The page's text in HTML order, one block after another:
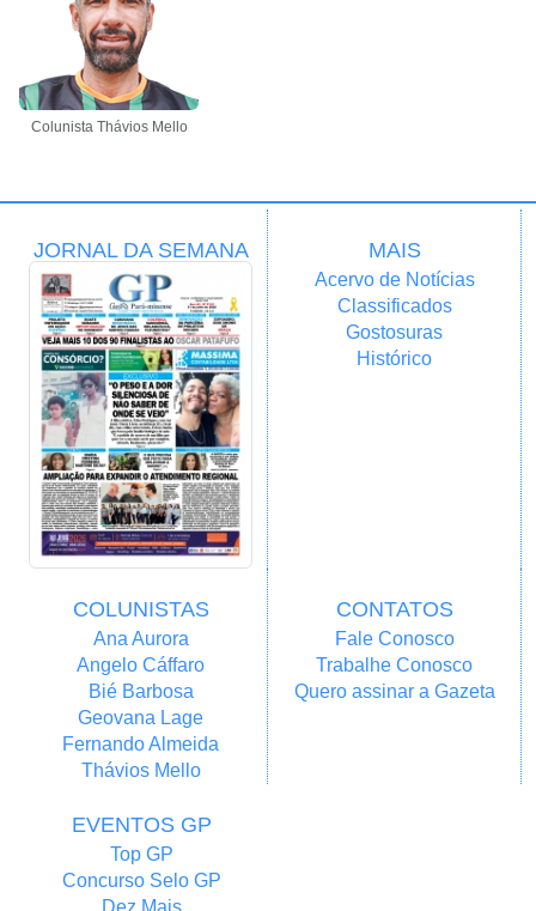
Colunista Thávios Mello
JORNAL DA SEMANA MAIS
Acervo de Notícias
Classificados
Gostosuras
Histórico
COLUNISTAS
Ana Aurora
Angelo Cáffaro
Bié Barbosa
Geovana Lage
Fernando Almeida
Thávios Mello
CONTATOS
Fale Conosco
Trabalhe Conosco
Quero assinar a Gazeta
EVENTOS GP
Top GP
Concurso Selo GP